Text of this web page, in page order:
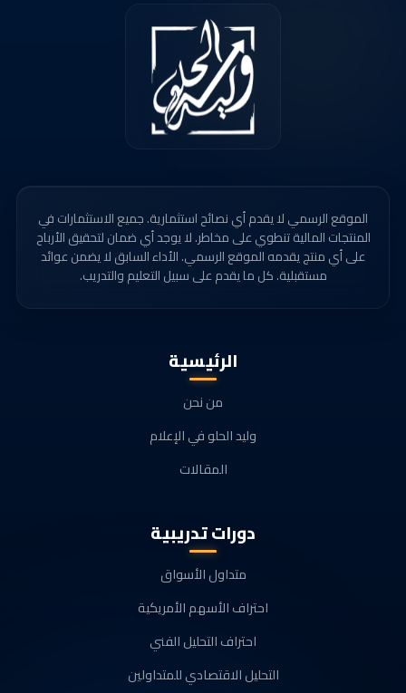
الموقع الرسمي لا يقدم أي نصائح استثمارية. جميع الاستثمارات في
المنتجات المالية تنطوي على مخاطر. لا يوجد أي ضمان لتحقيق الأرباح
على أي منتج يقدمه الموقع الرسمي. الأداء السابق لا يضمن عوائد
مستقبلية. كل ما يقدم على سبيل التعليم والتدريب.
الرئيسية
من نحن
وليد الحلو في الإعلام
المقالات
دورات تدريبية
متداول الأسواق
احتراف الأسهم الأمريكية
احتراف التحليل الفني
التحليل الاقتصادي للمتداولين